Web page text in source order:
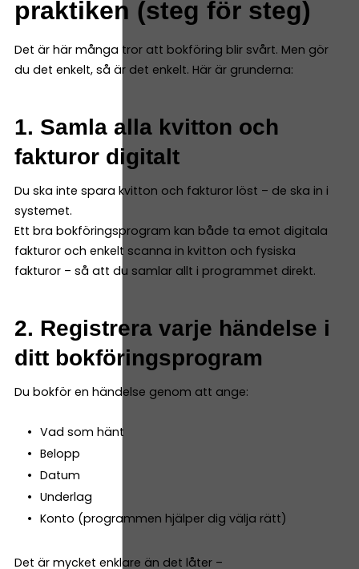
praktiken (steg för steg)
Det är här många tror att bokföring blir svårt. Men gör
du det enkelt, så är det enkelt. Här är grunderna:
1. Samla alla kvitton och
fakturor digitalt
Du ska inte spara kvitton och fakturor löst – de ska in i
systemet.
Ett bra bokföringsprogram kan både ta emot digitala
fakturor och enkelt scanna in kvitton och fysiska
fakturor – så att du samlar allt i programmet direkt.
2. Registrera varje händelse i
ditt bokföringsprogram
Du bokför en händelse genom att ange:
Vad som hänt
Belopp
Datum
Underlag
Konto (programmen hjälper dig välja rätt)
Det är mycket enklare än det låter –